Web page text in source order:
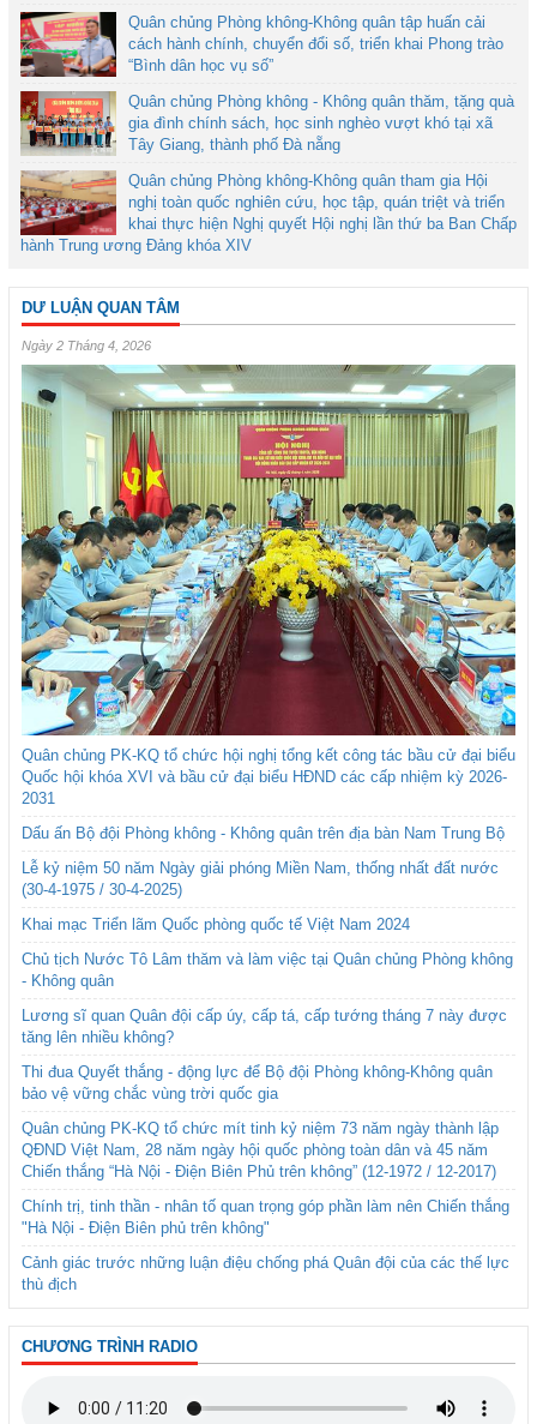
Quân chủng Phòng không-Không quân tập huấn cải
cách hành chính, chuyển đổi số, triển khai Phong trào
“Bình dân học vụ số”
Quân chủng Phòng không - Không quân thăm, tặng quà
gia đình chính sách, học sinh nghèo vượt khó tại xã
Tây Giang, thành phố Đà nẵng
Quân chủng Phòng không-Không quân tham gia Hội
nghị toàn quốc nghiên cứu, học tập, quán triệt và triển
khai thực hiện Nghị quyết Hội nghị lần thứ ba Ban Chấp
hành Trung ương Đảng khóa XIV
DƯ LUẬN QUAN TÂM
Ngày 2 Tháng 4, 2026
Quân chủng PK-KQ tổ chức hội nghị tổng kết công tác bầu cử đại biểu
Quốc hội khóa XVI và bầu cử đại biểu HĐND các cấp nhiệm kỳ 2026-
2031
Dấu ấn Bộ đội Phòng không - Không quân trên địa bàn Nam Trung Bộ
Lễ kỷ niệm 50 năm Ngày giải phóng Miền Nam, thống nhất đất nước
(30-4-1975 / 30-4-2025)
Khai mạc Triển lãm Quốc phòng quốc tế Việt Nam 2024
Chủ tịch Nước Tô Lâm thăm và làm việc tại Quân chủng Phòng không
- Không quân
Lương sĩ quan Quân đội cấp úy, cấp tá, cấp tướng tháng 7 này được
tăng lên nhiều không?
Thi đua Quyết thắng - động lực để Bộ đội Phòng không-Không quân
bảo vệ vững chắc vùng trời quốc gia
Quân chủng PK-KQ tổ chức mít tinh kỷ niệm 73 năm ngày thành lập
QĐND Việt Nam, 28 năm ngày hội quốc phòng toàn dân và 45 năm
Chiến thắng “Hà Nội - Điện Biên Phủ trên không” (12-1972 / 12-2017)
Chính trị, tinh thần - nhân tố quan trọng góp phần làm nên Chiến thắng
"Hà Nội - Điện Biên phủ trên không"
Cảnh giác trước những luận điệu chống phá Quân đội của các thế lực
thù địch
CHƯƠNG TRÌNH RADIO